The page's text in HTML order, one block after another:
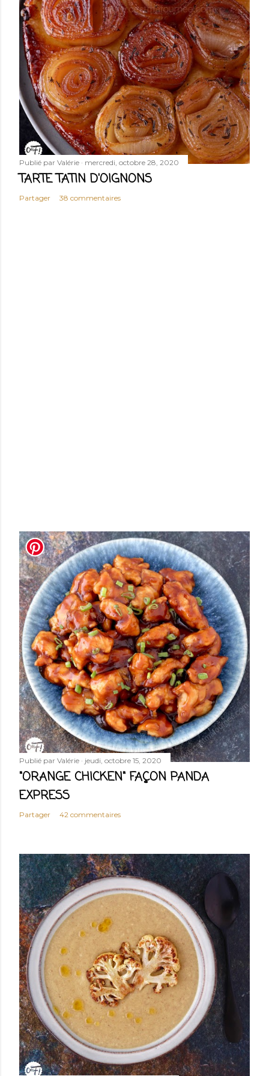
Publié par Valérie mercredi, octobre 28, 2020
TARTE TATIN D'OIGNONS
Partager 38 commentaires
Publié par Valérie jeudi, octobre 15, 2020
"ORANGE CHICKEN" FAÇON PANDA
EXPRESS
Partager 42 commentaires